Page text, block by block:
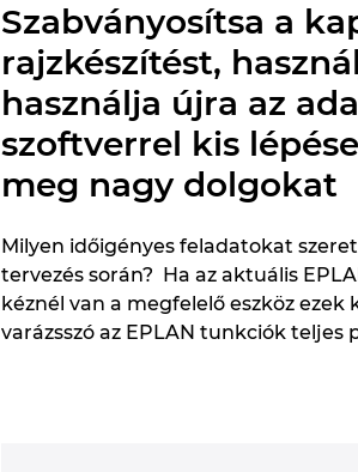
Szabványosítsa a
rajzkészítést,
használja újra az
szoftverrel kis
meg nagy dolgokat
Milyen időigényes feladatokat
tervezés során? Ha az aktuális
kéznél van a megfelelő eszköz ezek
varázsszó az EPLAN tunkciók teljes